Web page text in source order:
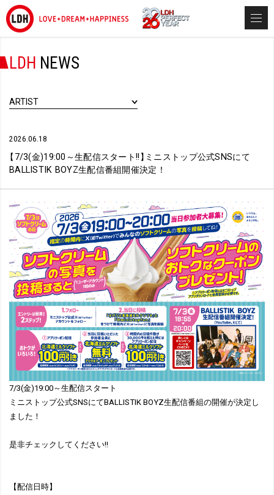
LDH NEWS
ARTIST
2026.06.18
【 7/3(金)19:00～生配信スタート!! 】ミニストップ公式SNSにて
BALLISTIK BOYZ生配信番組開催決定！
7/3(金)19:00～生配信スタート
ミニストップ公式SNSにてBALLISTIK BOYZ生配信番組の開催が決定し
ました！
是非チェックしてください!!
【配信日時】